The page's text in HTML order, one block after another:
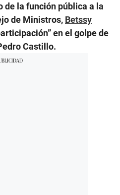
de la función pública a la
de Ministros, Betssy
en el golpe de
Castillo.